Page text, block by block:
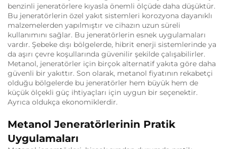
benzinli jeneratörlere kıyasla önemli ölçüde daha düşüktür.
Bu jeneratörlerin özel yakıt sistemleri korozyona dayanıklı
malzemelerden yapılmıştır ve cihazın uzun süreli
kullanımını sağlar. Bu jeneratörlerin esnek uygulamaları
vardır. Şebeke dışı bölgelerde, hibrit enerji sistemlerinde ya
da aşırı çevre koşullarında güvenilir şekilde çalışabilirler.
Metanol, jeneratörler için birçok alternatif yakıta göre daha
güvenli bir yakıttır. Son olarak, metanol fiyatının rekabetçi
olduğu bölgelerde bu jeneratörler hem büyük hem de
küçük ölçekli güç ihtiyaçları için uygun bir seçenektir.
Ayrıca oldukça ekonomiklerdir.
Metanol Jeneratörlerinin Pratik
Uygulamaları